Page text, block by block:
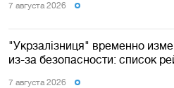
7 августа 2026
"Укрзалізниця" временно
из-за безопасности: список
7 августа 2026